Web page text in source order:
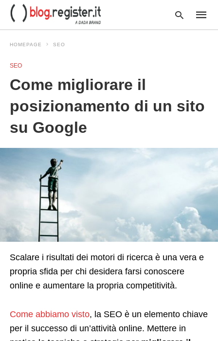
and
HOMEPAGE SEO
SEO
Come migliorare il
posizionamento di un sito
su Google
Scalare i risultati dei motori di ricerca è una vera e
propria sfida per chi desidera farsi conoscere
online e aumentare la propria competitività.
Come abbiamo visto, la SEO è un elemento chiave
per il successo di un’attività online. Mettere in